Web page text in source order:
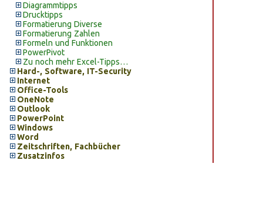
Diagrammtipps
Drucktipps
Formatierung Diverse
Formatierung Zahlen
Formeln und Funktionen
PowerPivot
Zu noch mehr Excel-Tipps…
Hard-, Software, IT-Security
Internet
Office-Tools
OneNote
Outlook
PowerPoint
Windows
Word
Zeitschriften, Fachbücher
Zusatzinfos